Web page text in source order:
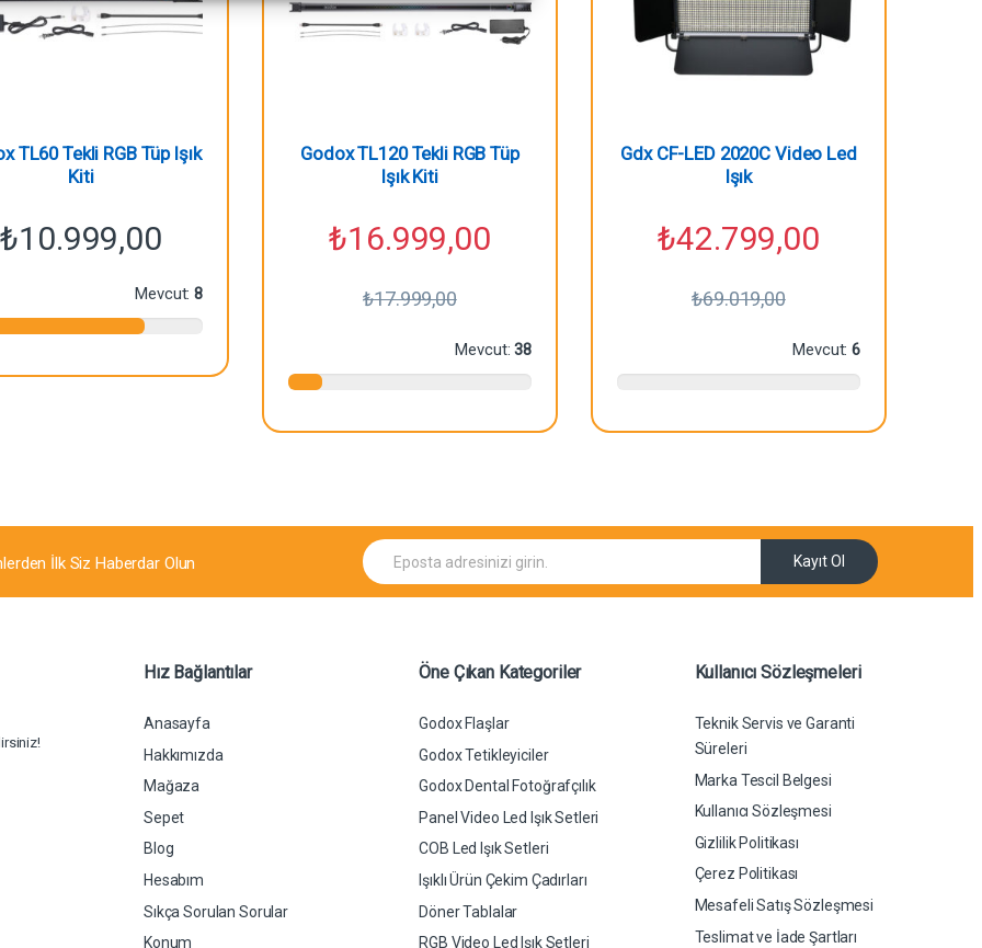
TL60 Tekli RGB Tüp Işık
Kiti
₺10.999,00
Mevcut:8
Godox TL120 Tekli RGB Tüp
Işık Kiti
₺16.999,00
₺17.999,00
Mevcut:38
Gdx CF-LED 2020C Video Led
Işık
₺42.799,00
₺69.019,00
Mevcut:6
İlk Siz Haberdar Olun
E
p
Kayıt Ol
Hız Bağlantılar
Anasayfa
Hakkımızda
Mağaza
Sepet
Blog
Hesabım
Sıkça Sorulan Sorular
Konum
Öne Çıkan Kategoriler
Godox Flaşlar
Godox Tetikleyiciler
Godox Dental Fotoğrafçılık
Panel Video Led Işık Setleri
COB Led Işık Setleri
Işıklı Ürün Çekim Çadırları
Döner Tablalar
RGB Video Led Işık Setleri
Kullanıcı Sözleşmeleri
Teknik Servis ve Garanti
Süreleri
Marka Tescil Belgesi
Kullanıcı Sözleşmesi
Gizlilik Politikası
Çerez Politikası
Mesafeli Satış Sözleşmesi
Teslimat ve İade Şartları